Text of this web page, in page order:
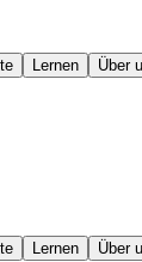
Lernen Über
Lernen Über